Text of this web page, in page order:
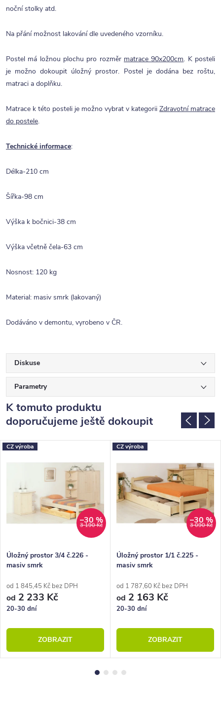
noční stolky atd.
Na přání možnost lakování dle uvedeného vzorníku.
Postel má ložnou plochu pro rozměr matrace 90x200cm. K posteli
je možno dokoupit úložný prostor. Postel je dodána bez roštu,
matraci a doplňku.
Matrace k této posteli je možno vybrat v kategorii Zdravotní matrace
do postele.
Technické informace:
Délka-210 cm
Šířka-98 cm
Výška k bočnici-38 cm
Výška včetně čela-63 cm
Nosnost: 120 kg
Material: masiv smrk (lakovaný)
Dodáváno v demontu, vyrobeno v ČR.
Diskuse
Parametry
K tomuto produktu
doporučujeme ještě dokoupit
CZ výroba
3 190 Kč
–30 %
Úložný prostor 3/4 č.226 -
masiv smrk
od 1 845,45 Kč bez DPH
od 2 233 Kč
20-30 dní
ZOBRAZIT
CZ výroba
3 090 Kč
–30 %
Úložný prostor 1/1 č.225 -
masiv smrk
od 1 787,60 Kč bez DPH
od 2 163 Kč
20-30 dní
ZOBRAZIT